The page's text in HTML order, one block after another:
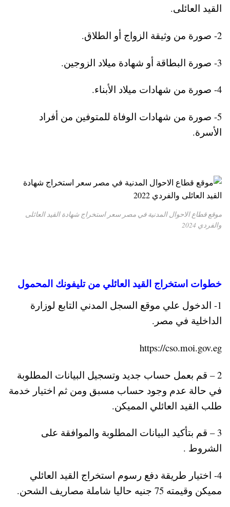
القيد العائلى.
2- صورة من وثيقة الزواج أو الطلاق.
3- صورة البطاقة أو شهادة ميلاد الزوجين.
4- صورة من شهادات ميلاد الأبناء.
5- صورة من شهادات الوفاة للمتوفين من أفراد
الأسرة.
موقع قطاع الاحوال المدنية في مصر سعر استخراج شهادة القيد العائلى
والفردي 2024
خطوات استخراج القيد العائلي من تليفونك المحمول
1- الدخول علي موقع السجل المدني التابع لوزارة
الداخلية في مصر.
https://cso.moi.gov.eg
2 – قم بعمل حساب جديد وتسجيل البيانات المطلوبة
في حالة عدم وجود حساب مسبق ومن ثم اختيار خدمة
طلب القيد العائلي المميكن.
3 – قم بتأكيد البيانات المطلوبة والموافقة على
الشروط .
4- اختيار طريقة دفع رسوم استخراج القيد العائلي
مميكن وقيمته 75 جنيه حاليا شاملة مصاريف الشحن.